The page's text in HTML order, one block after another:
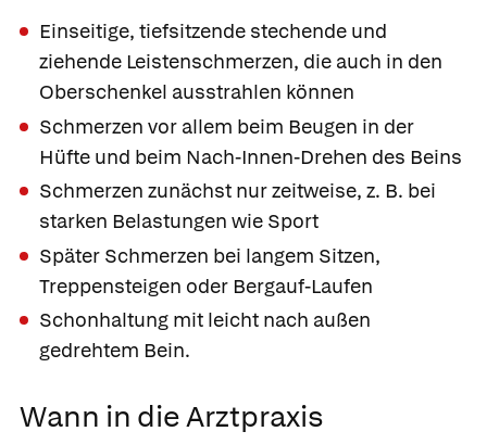
Einseitige, tiefsitzende stechende und
ziehende Leistenschmerzen, die auch in den
Oberschenkel ausstrahlen können
Schmerzen vor allem beim Beugen in der
Hüfte und beim Nach-Innen-Drehen des Beins
Schmerzen zunächst nur zeitweise, z. B. bei
starken Belastungen wie Sport
Später Schmerzen bei langem Sitzen,
Treppensteigen oder Bergauf-Laufen
Schonhaltung mit leicht nach außen
gedrehtem Bein.
Wann in die Arztpraxis